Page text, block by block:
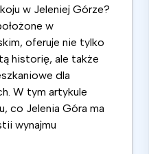
w Jeleniej Górze?
w
oferuje nie tylko
historię, ale także
dla
W tym artykule
co Jelenia Góra ma
wynajmu